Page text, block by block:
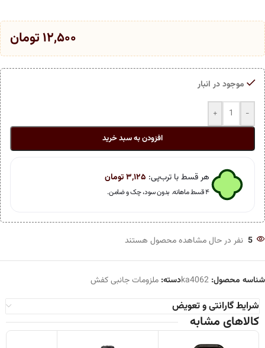
۱۲,۵۰۰تومان
موجود در انبار
-
+
افزودن به سبد خرید
هر قسط با ترب‌پی: ۳,۱۲۵تومان
۴ قسط ماهانه. بدون سود، چک و ضامن.
5 نفر در حال مشاهده محصول هستند
شناسه محصول: ka4062دسته: ملزومات جانبی کفش
شرایط گارانتی و تعویض
کالاهای مشابه